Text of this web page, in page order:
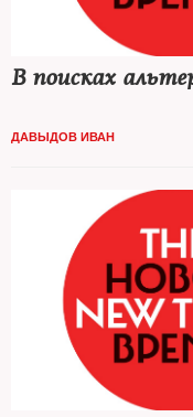
В поисках
ДАВЫДОВ ИВАН